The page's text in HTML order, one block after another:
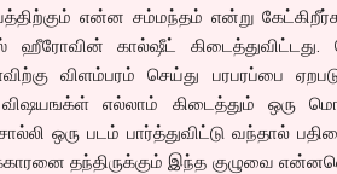
என்ன சம்மந்தம் என்று
ஹீரோவின் கால்ஷீட் கிடைத்துவிட்டது.
விளம்பரம் செய்து பரபரப்பை
விஷயஙக்ள் எல்லாம் கிடைத்தும் ஒரு
ஒரு படம் பார்த்துவிட்டு வந்தால்
தந்திருக்கும் இந்த குழுவை